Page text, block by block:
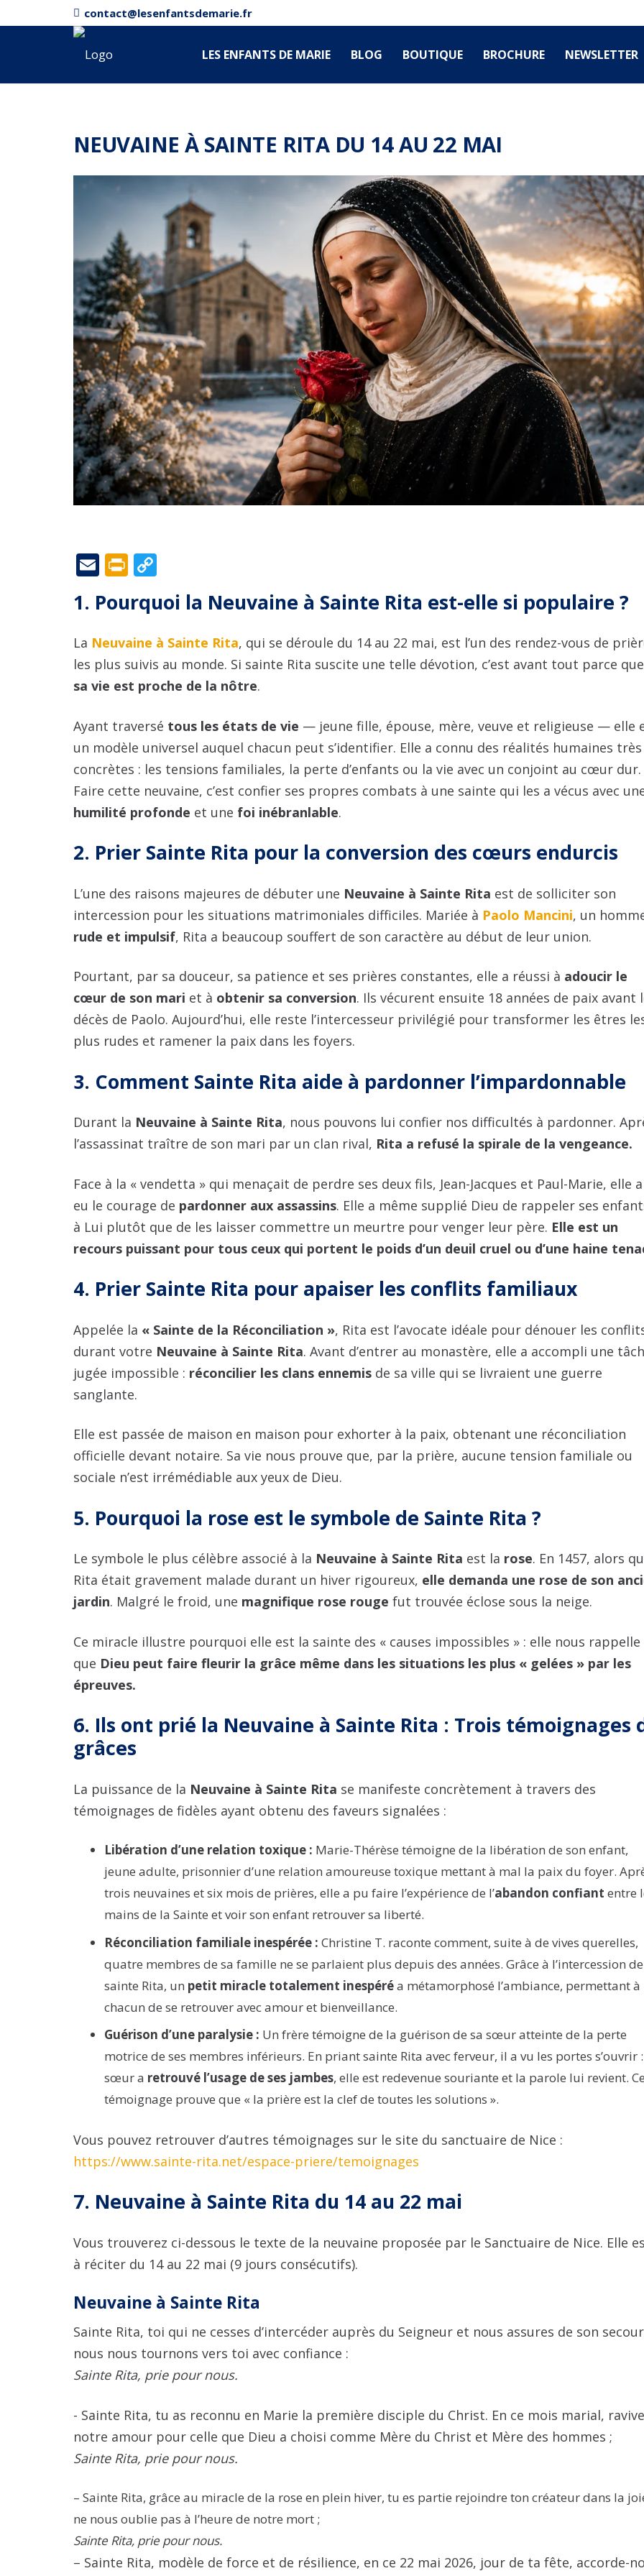
contact@lesenfantsdemarie.fr
LES ENFANTS DE MARIE BLOG BOUTIQUE BROCHURE NEWSLETTER
NEUVAINE À SAINTE RITA DU 14 AU 22 MAI
Email
Print
Link
1. Pourquoi la Neuvaine à Sainte Rita est-elle si populaire ?
La Neuvaine à Sainte Rita, qui se déroule du 14 au 22 mai, est l’un des rendez-vous de
les plus suivis au monde. Si sainte Rita suscite une telle dévotion, c’est avant tout parce que
sa vie est proche de la nôtre.
Ayant traversé tous les états de vie — jeune fille, épouse, mère, veuve et religieuse — elle
un modèle universel auquel chacun peut s’identifier. Elle a connu des réalités humaines très
concrètes : les tensions familiales, la perte d’enfants ou la vie avec un conjoint au cœur dur.
Faire cette neuvaine, c’est confier ses propres combats à une sainte qui les a vécus avec
humilité profonde et une foi inébranlable.
2. Prier Sainte Rita pour la conversion des cœurs endurcis
L’une des raisons majeures de débuter une Neuvaine à Sainte Rita est de solliciter son
intercession pour les situations matrimoniales difficiles. Mariée à Paolo Mancini, un
rude et impulsif, Rita a beaucoup souffert de son caractère au début de leur union.
Pourtant, par sa douceur, sa patience et ses prières constantes, elle a réussi à adoucir le
cœur de son mari et à obtenir sa conversion. Ils vécurent ensuite 18 années de paix avant
décès de Paolo. Aujourd’hui, elle reste l’intercesseur privilégié pour transformer les êtres
plus rudes et ramener la paix dans les foyers.
3. Comment Sainte Rita aide à pardonner l’impardonnable
Durant la Neuvaine à Sainte Rita, nous pouvons lui confier nos difficultés à pardonner.
l’assassinat traître de son mari par un clan rival, Rita a refusé la spirale de la vengeance.
Face à la « vendetta » qui menaçait de perdre ses deux fils, Jean-Jacques et Paul-Marie, elle a
eu le courage de pardonner aux assassins. Elle a même supplié Dieu de rappeler ses
à Lui plutôt que de les laisser commettre un meurtre pour venger leur père. Elle est un
recours puissant pour tous ceux qui portent le poids d’un deuil cruel ou d’une haine
4. Prier Sainte Rita pour apaiser les conflits familiaux
Appelée la « Sainte de la Réconciliation », Rita est l’avocate idéale pour dénouer les
durant votre Neuvaine à Sainte Rita. Avant d’entrer au monastère, elle a accompli une
jugée impossible : réconcilier les clans ennemis de sa ville qui se livraient une guerre
sanglante.
Elle est passée de maison en maison pour exhorter à la paix, obtenant une réconciliation
officielle devant notaire. Sa vie nous prouve que, par la prière, aucune tension familiale ou
sociale n’est irrémédiable aux yeux de Dieu.
5. Pourquoi la rose est le symbole de Sainte Rita ?
Le symbole le plus célèbre associé à la Neuvaine à Sainte Rita est la rose. En 1457, alors
Rita était gravement malade durant un hiver rigoureux, elle demanda une rose de son
jardin. Malgré le froid, une magnifique rose rouge fut trouvée éclose sous la neige.
Ce miracle illustre pourquoi elle est la sainte des « causes impossibles » : elle nous rappelle
que Dieu peut faire fleurir la grâce même dans les situations les plus « gelées » par les
épreuves.
6. Ils ont prié la Neuvaine à Sainte Rita : Trois témoignages
grâces
La puissance de la Neuvaine à Sainte Rita se manifeste concrètement à travers des
témoignages de fidèles ayant obtenu des faveurs signalées :
Libération d’une relation toxique : Marie-Thérèse témoigne de la libération de son enfant,
jeune adulte, prisonnier d’une relation amoureuse toxique mettant à mal la paix du foyer.
trois neuvaines et six mois de prières, elle a pu faire l’expérience de l’abandon confiant entre
mains de la Sainte et voir son enfant retrouver sa liberté.
Réconciliation familiale inespérée : Christine T. raconte comment, suite à de vives querelles,
quatre membres de sa famille ne se parlaient plus depuis des années. Grâce à l’intercession de
sainte Rita, un petit miracle totalement inespéréa métamorphosé l’ambiance, permettant à
chacun de se retrouver avec amour et bienveillance.
Guérison d’une paralysie : Un frère témoigne de la guérison de sa sœur atteinte de la perte
motrice de ses membres inférieurs. En priant sainte Rita avec ferveur, il a vu les portes s’ouvrir :
sœur a retrouvé l’usage de ses jambes, elle est redevenue souriante et la parole lui revient. Ce
témoignage prouve que « la prière est la clef de toutes les solutions ».
Vous pouvez retrouver d’autres témoignages sur le site du sanctuaire de Nice :
https://www.sainte-rita.net/espace-priere/temoignages
7. Neuvaine à Sainte Rita du 14 au 22 mai
Vous trouverez ci-dessous le texte de la neuvaine proposée par le Sanctuaire de Nice. Elle
à réciter du 14 au 22 mai (9 jours consécutifs).
Neuvaine à Sainte Rita
Sainte Rita, toi qui ne cesses d’intercéder auprès du Seigneur et nous assures de son
nous nous tournons vers toi avec confiance :
Sainte Rita, prie pour nous.
​- Sainte Rita, tu as reconnu en Marie la première disciple du Christ. En ce mois marial, ravive
notre amour pour celle que Dieu a choisi comme Mère du Christ et Mère des hommes ;
Sainte Rita, prie pour nous.
– Sainte Rita, grâce au miracle de la rose en plein hiver, tu es partie rejoindre ton créateur dans la
ne nous oublie pas à l’heure de notre mort ;
Sainte Rita, prie pour nous.
– Sainte Rita, modèle de force et de résilience, en ce 22 mai 2026, jour de ta fête, accorde-